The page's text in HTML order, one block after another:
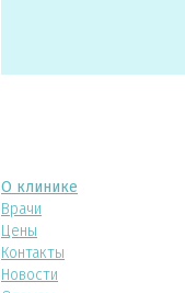
О клинике
Врачи
Цены
Контакты
Новости